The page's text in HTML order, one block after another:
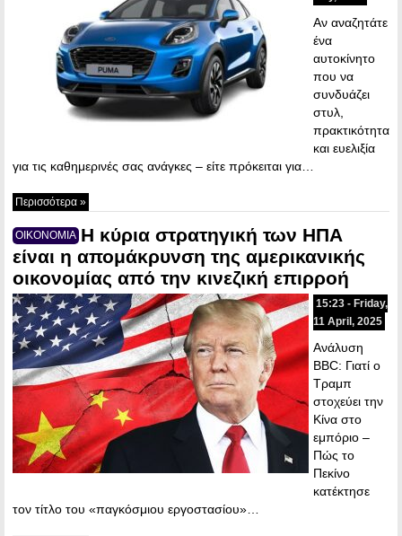
Αν αναζητάτε
ένα
αυτοκίνητο
που να
συνδυάζει
στυλ,
πρακτικότητα
και ευελιξία
για τις καθημερινές σας ανάγκες – είτε πρόκειται για…
Περισσότερα »
ΟΙΚΟΝΟΜΙΑ Η κύρια στρατηγική των ΗΠΑ
είναι η απομάκρυνση της αμερικανικής
οικονομίας από την κινεζική επιρροή
15:23 - Friday,
11 April, 2025
Ανάλυση
BBC: Γιατί ο
Τραμπ
στοχεύει την
Κίνα στο
εμπόριο –
Πώς το
Πεκίνο
κατέκτησε
τον τίτλο του «παγκόσμιου εργοστασίου»…